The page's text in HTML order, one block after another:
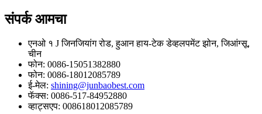
संपर्कआमचा
एनओ १ J जिनजियांग रोड, हुआन हाय-टेक डेव्हलपमेंट झोन, जिआंग्सू,
चीन
फोन: 0086-15051382880
फोन: 0086-18012085789
ई-मेल: shining@junbaobest.com
फॅक्स: 0086-517-84952880
व्हाट्सएप: 008618012085789